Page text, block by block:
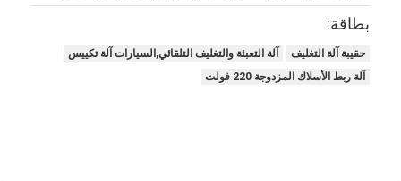
بطاقة:
حقيبة آلة التغليف
آلة التعبئة والتغليف التلقائي,السيارات آلة تكييس
آلة ربط الأسلاك المزدوجة 220 فولت